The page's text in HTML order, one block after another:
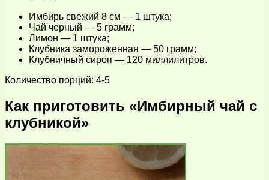
Имбирь свежий 8 см — 1 штука;
Чай черный — 5 грамм;
Лимон — 1 штука;
Клубника замороженная — 50 грамм;
Клубничный сироп — 120 миллилитров.
Количество порций: 4-5
Как приготовить «Имбирный чай с
клубникой»